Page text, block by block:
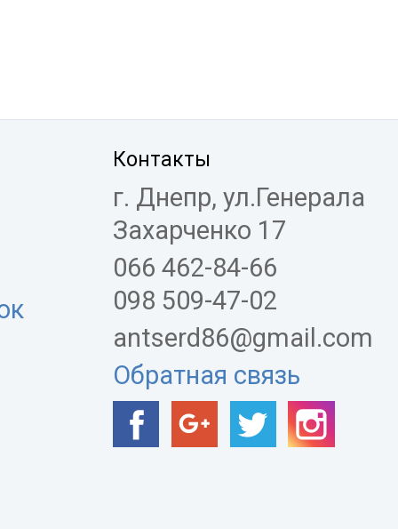
Контакты
г. Днепр, ул.Генерала
Захарченко 17
066 462-84-66
098 509-47-02
antserd86@gmail.com
Обратная связь